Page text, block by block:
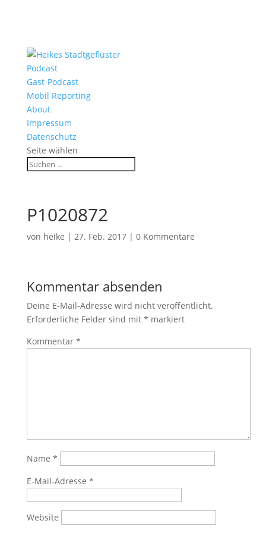
Podcast
Gast-Podcast
Mobil Reporting
About
Impressum
Datenschutz
Seite wählen
P1020872
von heike | 27. Feb. 2017| 0 Kommentare
Kommentar absenden
Deine E-Mail-Adresse wird nicht veröffentlicht.
Erforderliche Felder sind mit * markiert
Kommentar *
Name *
E-Mail-Adresse *
Website